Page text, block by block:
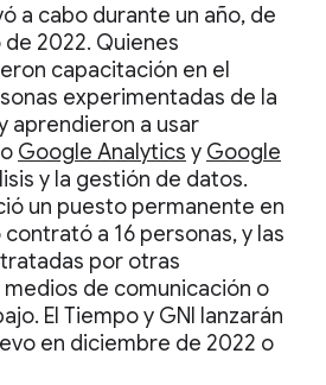
a cabo durante un año, de
de 2022. Quienes
capacitación en el
experimentadas de la
aprendieron a usar
Google Analytics y Google
y la gestión de datos.
un puesto permanente en
contrató a 16 personas, y las
por otras
de comunicación o
El Tiempo y GNI lanzarán
en diciembre de 2022 o